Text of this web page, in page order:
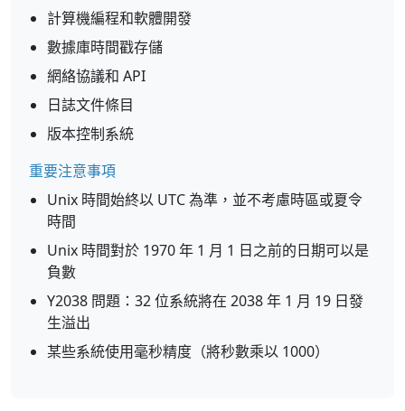
計算機編程和軟體開發
數據庫時間戳存儲
網絡協議和 API
日誌文件條目
版本控制系統
重要注意事項
Unix 時間始終以 UTC 為準，並不考慮時區或夏令
時間
Unix 時間對於 1970 年 1 月 1 日之前的日期可以是
負數
Y2038 問題：32 位系統將在 2038 年 1 月 19 日發
生溢出
某些系統使用毫秒精度（將秒數乘以 1000）